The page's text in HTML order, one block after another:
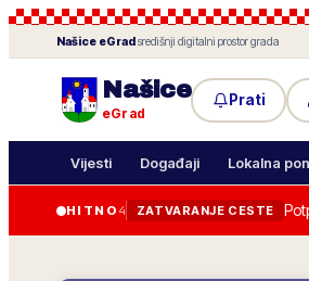
Našice eGradsredišnji digitalni prostor grada
Našice
eGrad
Prati
Vijesti Događaji Lokalna
HITNO 4 ZATVARANJE CESTE